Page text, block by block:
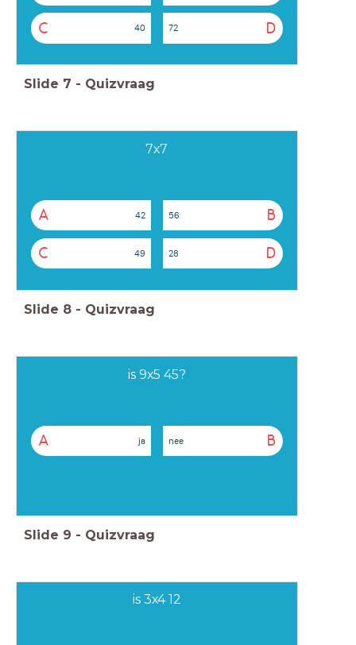
C 40 D
72
Slide 7 - Quizvraag
7x7
A 42 B
56
C 49 D
28
Slide 8 - Quizvraag
is 9x5 45?
A ja B
nee
Slide 9 - Quizvraag
is 3x4 12